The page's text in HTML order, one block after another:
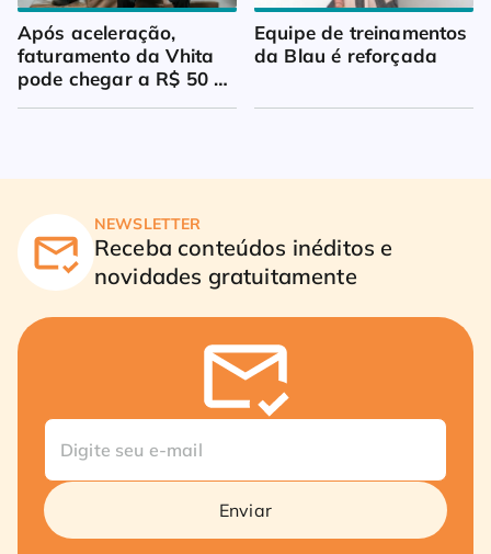
Após aceleração,
faturamento da Vhita
pode chegar a R$ 50
milhões
Equipe de treinamentos
da Blau é reforçada
NEWSLETTER
Receba conteúdos inéditos e
novidades gratuitamente
Enviar